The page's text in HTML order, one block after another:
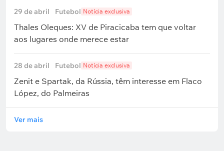
29 de abril Futebol Notícia exclusiva
Thales Oleques: XV de Piracicaba tem que voltar
aos lugares onde merece estar
28 de abril Futebol Notícia exclusiva
Zenit e Spartak, da Rússia, têm interesse em Flaco
López, do Palmeiras
Ver mais